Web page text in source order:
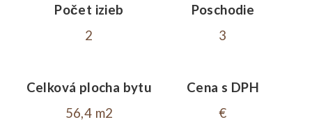
Počet izieb
2
Poschodie
3
Celková plocha bytu
56,4 m2
Cena s DPH
€